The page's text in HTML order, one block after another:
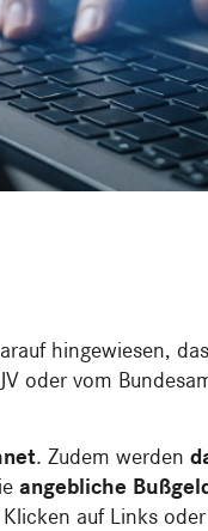
hingewiesen,
oder vom
. Zudem werden
angebliche
auf Links